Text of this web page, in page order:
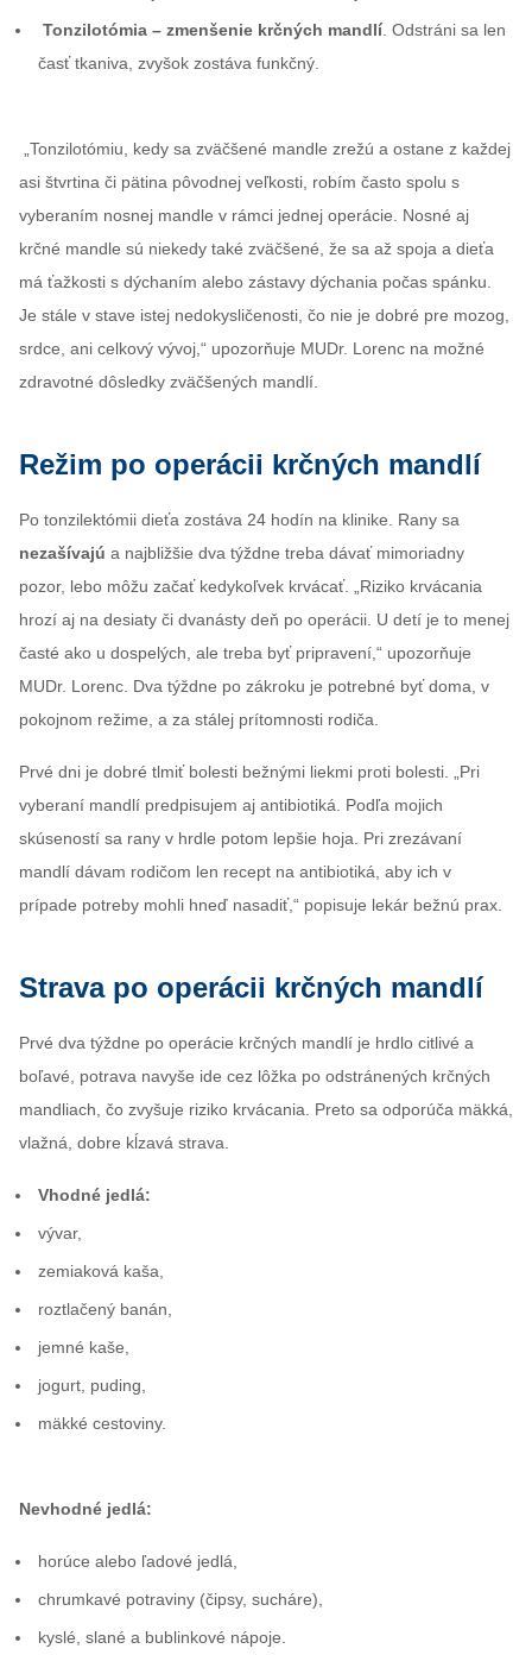
Tonzilotómia – zmenšenie krčných mandlí. Odstráni sa len
časť tkaniva, zvyšok zostáva funkčný.
„Tonzilotómiu, kedy sa zväčšené mandle zrežú a ostane z každej
asi štvrtina či pätina pôvodnej veľkosti, robím často spolu s
vyberaním nosnej mandle v rámci jednej operácie. Nosné aj
krčné mandle sú niekedy také zväčšené, že sa až spoja a dieťa
má ťažkosti s dýchaním alebo zástavy dýchania počas spánku.
Je stále v stave istej nedokysličenosti, čo nie je dobré pre mozog,
srdce, ani celkový vývoj,“ upozorňuje MUDr. Lorenc na možné
zdravotné dôsledky zväčšených mandlí.
Režim po operácii krčných mandlí
Po tonzilektómii dieťa zostáva 24 hodín na klinike. Rany sa
nezašívajú a najbližšie dva týždne treba dávať mimoriadny
pozor, lebo môžu začať kedykoľvek krvácať. „Riziko krvácania
hrozí aj na desiaty či dvanásty deň po operácii. U detí je to menej
časté ako u dospelých, ale treba byť pripravení,“ upozorňuje
MUDr. Lorenc. Dva týždne po zákroku je potrebné byť doma, v
pokojnom režime, a za stálej prítomnosti rodiča.
Prvé dni je dobré tlmiť bolesti bežnými liekmi proti bolesti. „Pri
vyberaní mandlí predpisujem aj antibiotiká. Podľa mojich
skúseností sa rany v hrdle potom lepšie hoja. Pri zrezávaní
mandlí dávam rodičom len recept na antibiotiká, aby ich v
prípade potreby mohli hneď nasadiť,“ popisuje lekár bežnú prax.
Strava po operácii krčných mandlí
Prvé dva týždne po operácie krčných mandlí je hrdlo citlivé a
boľavé, potrava navyše ide cez lôžka po odstránených krčných
mandliach, čo zvyšuje riziko krvácania. Preto sa odporúča mäkká,
vlažná, dobre kĺzavá strava.
Vhodné jedlá:
vývar,
zemiaková kaša,
roztlačený banán,
jemné kaše,
jogurt, puding,
mäkké cestoviny.
Nevhodné jedlá:
horúce alebo ľadové jedlá,
chrumkavé potraviny (čipsy, sucháre),
kyslé, slané a bublinkové nápoje.